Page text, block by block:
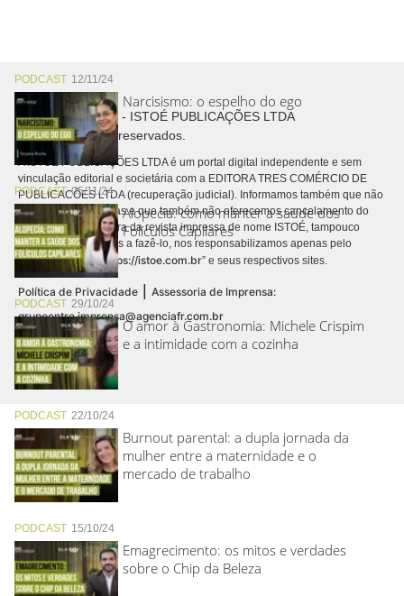
PODCAST 12/11/24
Narcisismo: o espelho do ego
PODCAST05/11/24
Alopecia: como manter a saúde dos
Folículos Capilares
PODCAST 29/10/24
O amor à Gastronomia: Michele Crispim
e a intimidade com a cozinha
PODCAST 22/10/24
Burnout parental: a dupla jornada da
mulher entre a maternidade e o
mercado de trabalho
PODCAST 15/10/24
Emagrecimento: os mitos e verdades
sobre o Chip da Beleza
Copyright © 2026 - ISTOÉ PUBLICAÇÕES LTDA
Todos os direitos reservados.
A ISTOÉ PUBLICAÇÕES LTDA é um portal digital independente e sem
vinculação editorial e societária com a EDITORA TRES COMÉRCIO DE
PUBLICACÕES LTDA (recuperação judicial). Informamos também que não
realizamos cobranças e que também não oferecemos cancelamento do
contrato de assinatura da revista impressa de nome ISTOÉ, tampouco
autorizamos terceiros a fazê-lo, nos responsabilizamos apenas pelo
conteúdo digital “https://istoe.com.br” e seus respectivos sites.
Política de Privacidade | Assessoria de Imprensa:
grupoentre.imprensa@agenciafr.com.br